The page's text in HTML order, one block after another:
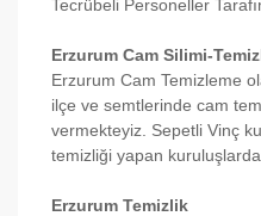
Tecrübeli Personeller
Erzurum Cam Silimi-
Erzurum Cam Temizleme
ilçe ve semtlerinde cam
vermekteyiz. Sepetli Vinç
temizliği yapan
Erzurum Temizlik